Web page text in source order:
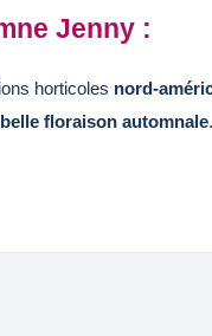
Jenny :
horticoles nord-
floraison automnale.